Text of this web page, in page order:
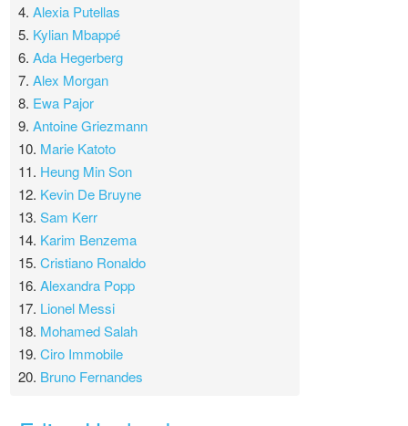
4.Alexia Putellas
5. Kylian Mbappé
6.Ada Hegerberg
7.Alex Morgan
8. Ewa Pajor
9.Antoine Griezmann
10. Marie Katoto
11. Heung Min Son
12. Kevin De Bruyne
13.Sam Kerr
14. Karim Benzema
15.Cristiano Ronaldo
16.Alexandra Popp
17. Lionel Messi
18. Mohamed Salah
19.Ciro Immobile
20. Bruno Fernandes